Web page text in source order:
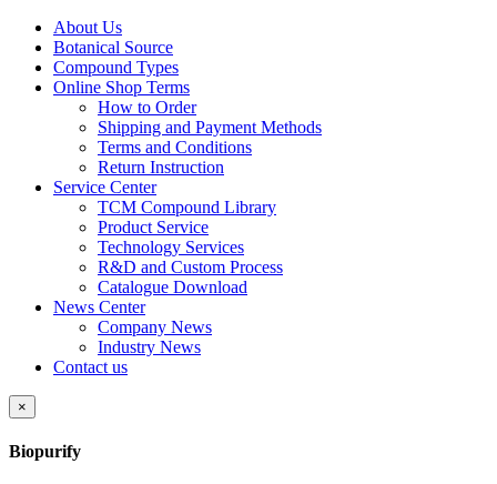
About Us
Botanical Source
Compound Types
Online Shop Terms
How to Order
Shipping and Payment Methods
Terms and Conditions
Return Instruction
Service Center
TCM Compound Library
Product Service
Technology Services
R&D and Custom Process
Catalogue Download
News Center
Company News
Industry News
Contact us
×
Biopurify